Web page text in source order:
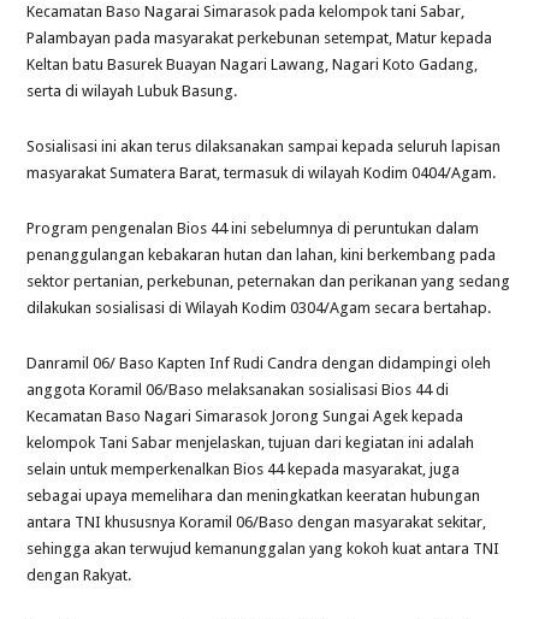
Kecamatan Baso Nagarai Simarasok pada kelompok tani Sabar,
Palambayan pada masyarakat perkebunan setempat, Matur kepada
Keltan batu Basurek Buayan Nagari Lawang, Nagari Koto Gadang,
serta di wilayah Lubuk Basung.
Sosialisasi ini akan terus dilaksanakan sampai kepada seluruh lapisan
masyarakat Sumatera Barat, termasuk di wilayah Kodim 0404/Agam.
Program pengenalan Bios 44 ini sebelumnya di peruntukan dalam
penanggulangan kebakaran hutan dan lahan, kini berkembang pada
sektor pertanian, perkebunan, peternakan dan perikanan yang sedang
dilakukan sosialisasi di Wilayah Kodim 0304/Agam secara bertahap.
Danramil 06/ Baso Kapten Inf Rudi Candra dengan didampingi oleh
anggota Koramil 06/Baso melaksanakan sosialisasi Bios 44 di
Kecamatan Baso Nagari Simarasok Jorong Sungai Agek kepada
kelompok Tani Sabar menjelaskan, tujuan dari kegiatan ini adalah
selain untuk memperkenalkan Bios 44 kepada masyarakat, juga
sebagai upaya memelihara dan meningkatkan keeratan hubungan
antara TNI khususnya Koramil 06/Baso dengan masyarakat sekitar,
sehingga akan terwujud kemanunggalan yang kokoh kuat antara TNI
dengan Rakyat.